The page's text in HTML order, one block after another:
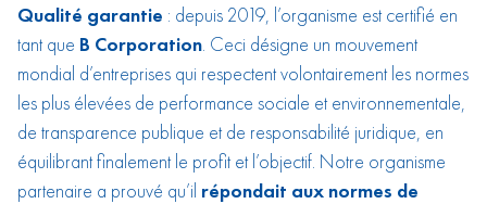
Qualité garantie : depuis 2019, l’organisme est certifié en
tant que B Corporation . Ceci désigne un mouvement
mondial d’entreprises qui respectent volontairement les normes
les plus élevées de performance sociale et environnementale,
de transparence publique et de responsabilité juridique, en
équilibrant finalement le profit et l’objectif. Notre organisme
partenaire a prouvé qu’il répondait aux normes de